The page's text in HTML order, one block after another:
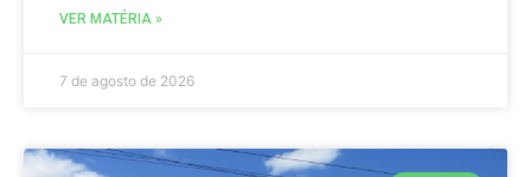
VER MATÉRIA »
7 de agosto de 2026